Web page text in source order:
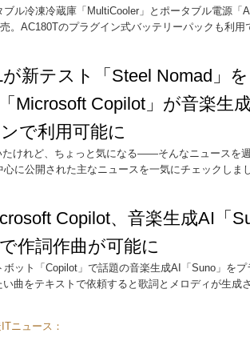
ブル冷凍冷蔵庫「MultiCooler」とポータブル電源「
売。AC180Tのプラグイン式バッテリーパックも利用
が新テスト「Steel Nomad」
Microsoft Copilot」が音楽生
で利用可能に
たけれど、ちょっと気になる――そんなニュースを
心に公開された主なニュースを一気にチェックしま
Copilot、音楽生成AI「
作詞作曲が可能に
ボット「Copilot」で話題の音楽生成AI「Suno」を
い曲をテキストで依頼すると歌詞とメロディが生成
ニュース：